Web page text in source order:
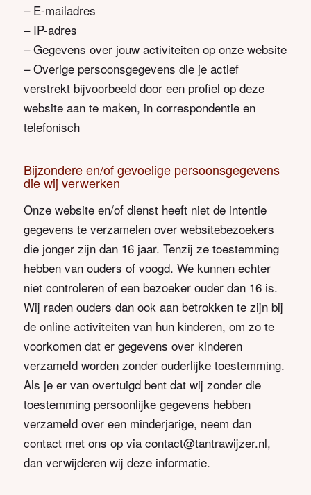
– E-mailadres
– IP-adres
– Gegevens over jouw activiteiten op onze website
– Overige persoonsgegevens die je actief
verstrekt bijvoorbeeld door een profiel op deze
website aan te maken, in correspondentie en
telefonisch
Bijzondere en/of gevoelige persoonsgegevens
die wij verwerken
Onze website en/of dienst heeft niet de intentie
gegevens te verzamelen over websitebezoekers
die jonger zijn dan 16 jaar. Tenzij ze toestemming
hebben van ouders of voogd. We kunnen echter
niet controleren of een bezoeker ouder dan 16 is.
Wij raden ouders dan ook aan betrokken te zijn bij
de online activiteiten van hun kinderen, om zo te
voorkomen dat er gegevens over kinderen
verzameld worden zonder ouderlijke toestemming.
Als je er van overtuigd bent dat wij zonder die
toestemming persoonlijke gegevens hebben
verzameld over een minderjarige, neem dan
contact met ons op via contact@tantrawijzer.nl,
dan verwijderen wij deze informatie.